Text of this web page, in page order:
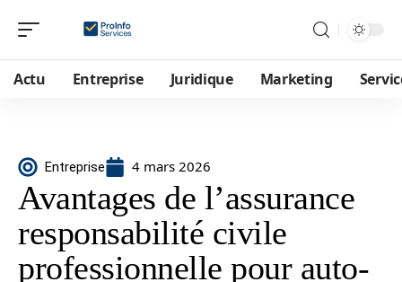
Actu Entreprise Juridique Marketing
Entreprise 4 mars 2026
Avantages de l’assurance
responsabilité civile
professionnelle pour auto-